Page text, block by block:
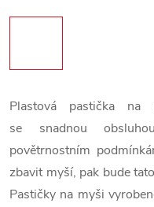
Plastová pastička
se snadnou
povětrnostním
zbavit myší, pak bude
Pastičky na myši